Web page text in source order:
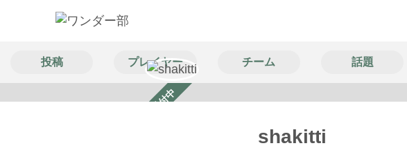
投稿 プレイヤー チーム 話題
スカウト受付中 shakitti